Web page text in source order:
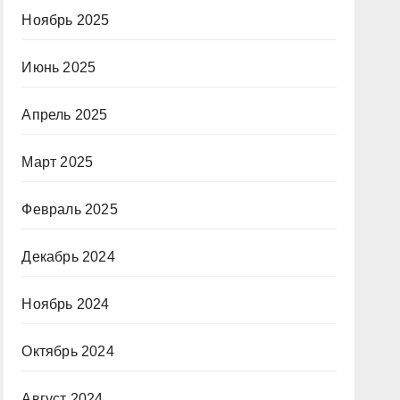
Ноябрь 2025
Июнь 2025
Апрель 2025
Март 2025
Февраль 2025
Декабрь 2024
Ноябрь 2024
Октябрь 2024